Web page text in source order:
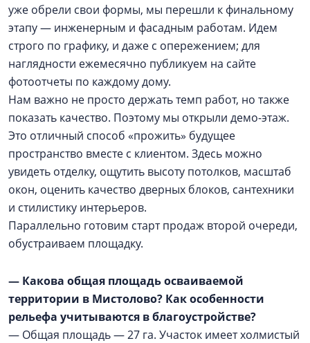
уже обрели свои формы, мы перешли к финальному
этапу — инженерным и фасадным работам. Идем
строго по графику, и даже с опережением; для
наглядности ежемесячно публикуем на сайте
фотоотчеты по каждому дому.
Нам важно не просто держать темп работ, но также
показать качество. Поэтому мы открыли демо-этаж.
Это отличный способ «прожить» будущее
пространство вместе с клиентом. Здесь можно
увидеть отделку, ощутить высоту потолков, масштаб
окон, оценить качество дверных блоков, сантехники
и стилистику интерьеров.
Параллельно готовим старт продаж второй очереди,
обустраиваем площадку.
— Какова общая площадь осваиваемой
территории в Мистолово? Как особенности
рельефа учитываются в благоустройстве?
— Общая площадь — 27 га. Участок имеет холмистый